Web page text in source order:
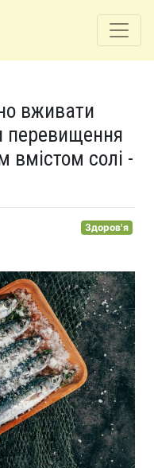
вживати
перевищення
вмістом солі -
Здоров'я